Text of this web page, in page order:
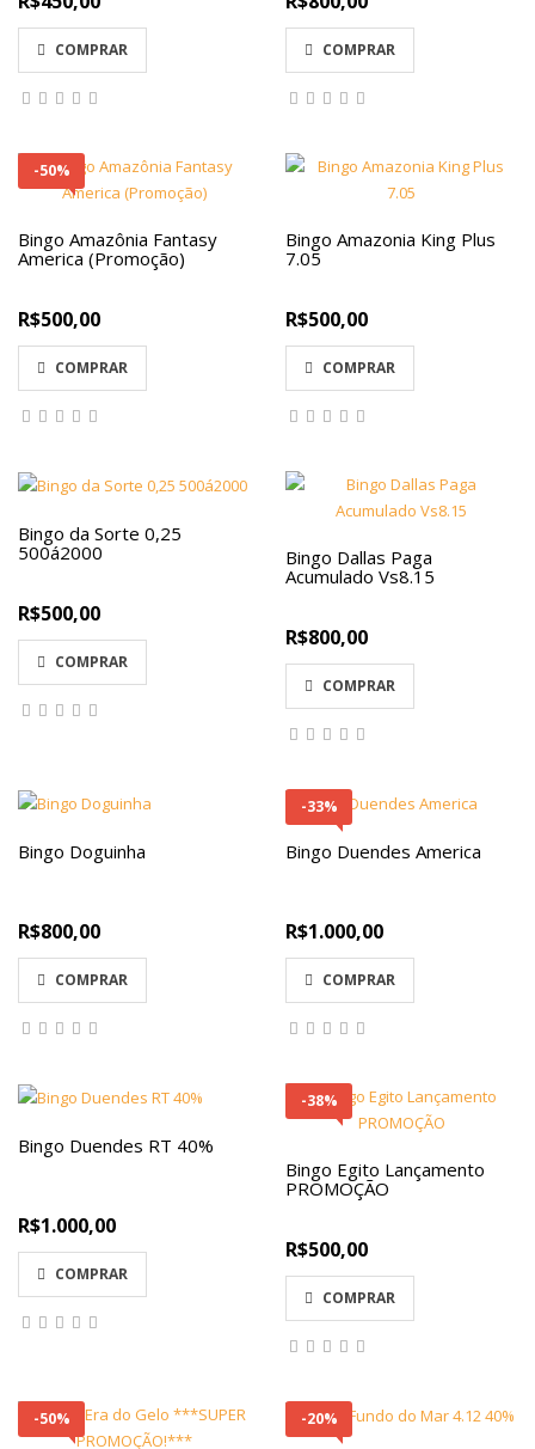
COMPRAR COMPRAR
-50%
Bingo Amazônia Fantasy
America (Promoção)
R$500,00
COMPRAR
Bingo Amazonia King Plus
7.05
R$500,00
COMPRAR
Bingo da Sorte 0,25
500á2000
R$500,00
COMPRAR
Bingo Dallas Paga
Acumulado Vs8.15
R$800,00
COMPRAR
Bingo Doguinha
R$800,00
COMPRAR
-33%
Bingo Duendes America
R$1.000,00
COMPRAR
Bingo Duendes RT 40%
R$1.000,00
COMPRAR
-38%
Bingo Egito Lançamento
PROMOÇÃO
R$500,00
COMPRAR
-50% -20%